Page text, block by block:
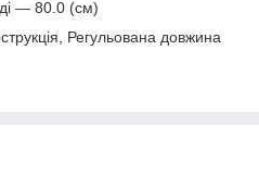
— 80.0 (см)
Регульована довжина